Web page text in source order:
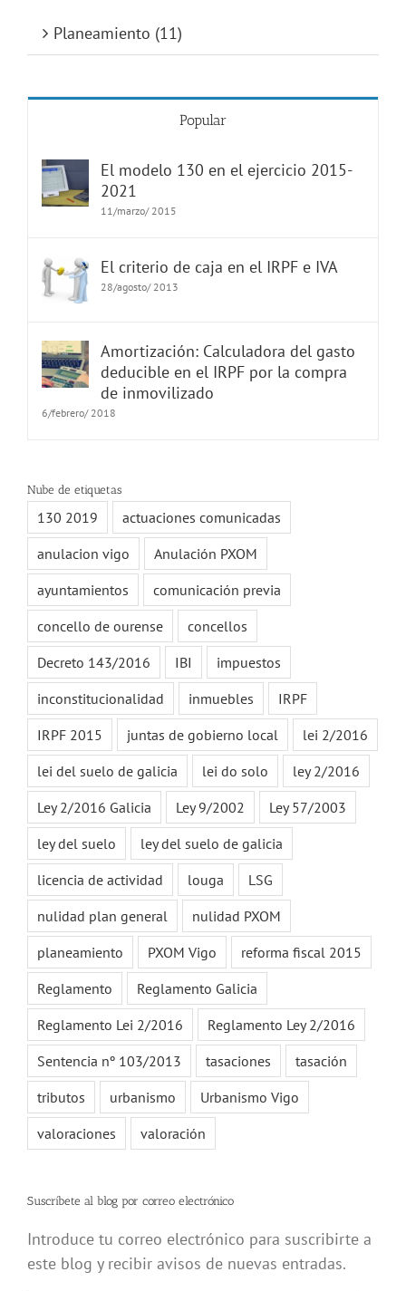
Planeamiento (11)
Popular
El modelo 130 en el ejercicio 2015-
2021
11/marzo/ 2015
El criterio de caja en el IRPF e IVA
28/agosto/ 2013
Amortización: Calculadora del gasto
deducible en el IRPF por la compra
de inmovilizado
6/febrero/ 2018
Nube de etiquetas
130 2019
actuaciones comunicadas
anulacion vigo
Anulación PXOM
ayuntamientos
comunicación previa
concello de ourense
concellos
Decreto 143/2016
IBI
impuestos
inconstitucionalidad
inmuebles
IRPF
IRPF 2015
juntas de gobierno local
lei 2/2016
lei del suelo de galicia
lei do solo
ley 2/2016
Ley 2/2016 Galicia
Ley 9/2002
Ley 57/2003
ley del suelo
ley del suelo de galicia
licencia de actividad
louga
LSG
nulidad plan general
nulidad PXOM
planeamiento
PXOM Vigo
reforma fiscal 2015
Reglamento
Reglamento Galicia
Reglamento Lei 2/2016
Reglamento Ley 2/2016
Sentencia nº 103/2013
tasaciones
tasación
tributos
urbanismo
Urbanismo Vigo
valoraciones
valoración
Suscríbete al blog por correo electrónico
Introduce tu correo electrónico para suscribirte a
este blog y recibir avisos de nuevas entradas.